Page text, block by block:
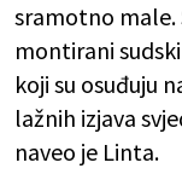
sramotno male.
montirani
koji su osuđuju
lažnih izjava
naveo je Linta.